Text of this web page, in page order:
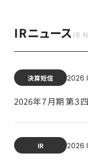
IRニュース
決算短信
2026年７月期 第３四
IR